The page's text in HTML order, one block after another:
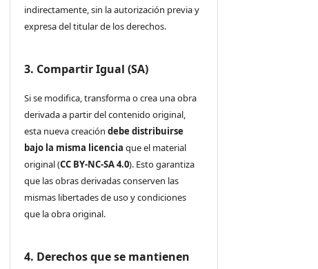
indirectamente, sin la autorización previa y
expresa del titular de los derechos.
3. Compartir Igual (SA)
Si se modifica, transforma o crea una obra
derivada a partir del contenido original,
esta nueva creacióndebe distribuirse
bajo la misma licencia que el material
original (CC BY-NC-SA 4.0). Esto garantiza
que las obras derivadas conserven las
mismas libertades de uso y condiciones
que la obra original.
4. Derechos que se mantienen